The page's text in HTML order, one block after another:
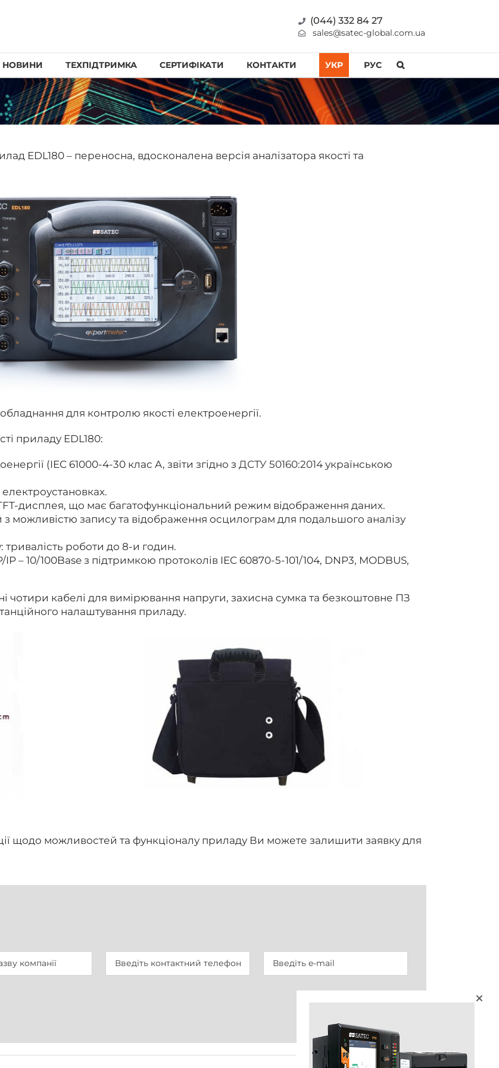
(044) 332 84 27
sales@satec-global.com.ua
НОВИНИ ТЕХПІДТРИМКА СЕРТИФІКАТИ КОНТАКТИ УКР РУС
EDL180 – переносна, вдосконалена версія аналізатора якості та
для контролю якості електроенергії.
приладу EDL180:
(IEC 61000-4-30 клас A, звіти згідно з ДСТУ 50160:2014українською
дисплея, що має багатофункціональний режим відображення даних.
з можливістю запису та відображення осцилограм для подальшого аналізу
роботи до 8-и годин.
IP – 10/100Base з підтримкою протоколів IEC 60870-5-101/104, DNP3, MODBUS,
чотири кабелі для вимірювання напруги, захисна сумка та безкоштовне ПЗ
налаштування приладу.
щодо можливостей та функціоналу приладу Ви можете залишити заявку для